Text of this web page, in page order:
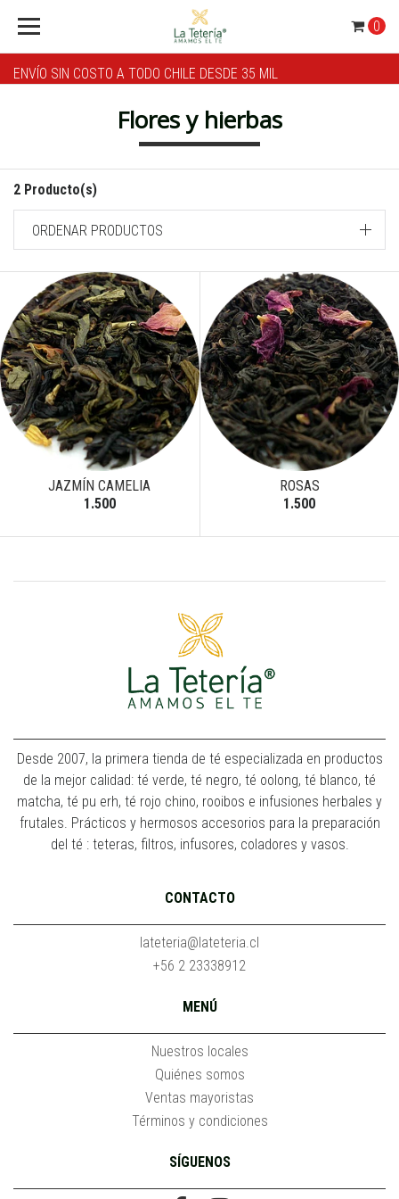
ENVÍO SIN COSTO A TODO CHILE DESDE 35 MIL
0
Flores y hierbas
2 Producto(s)
ORDENAR PRODUCTOS
JAZMÍN CAMELIA
1.500
ROSAS
1.500
Desde 2007, la primera tienda de té especializada en productos
de la mejor calidad: té verde, té negro, té oolong, té blanco, té
matcha, té pu erh, té rojo chino, rooibos e infusiones herbales y
frutales. Prácticos y hermosos accesorios para la preparación
del té : teteras, filtros, infusores, coladores y vasos.
CONTACTO
lateteria@lateteria.cl
+56 2 23338912
MENÚ
Nuestros locales
Quiénes somos
Ventas mayoristas
Términos y condiciones
SÍGUENOS